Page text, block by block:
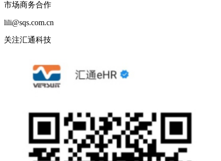
市场商务合作
lili@sqs.com.cn
关注汇通科技